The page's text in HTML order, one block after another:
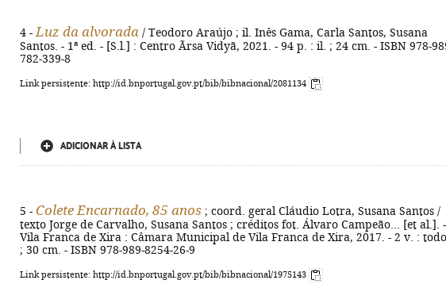
4 - Luz da alvorada / Teodoro Araújo ; il. Inês Gama, Carla Santos, Susana
Santos. - 1ª ed. - [S.l.] : Centro Ãrsa Vidyã, 2021. - 94 p. : il. ; 24 cm. - ISBN 978-
782-339-8
Link persistente: http://id.bnportugal.gov.pt/bib/bibnacional/2081134
ADICIONAR À LISTA
5 - Colete Encarnado, 85 anos ; coord. geral Cláudio Lotra, Susana Santos /
texto Jorge de Carvalho, Susana Santos ; créditos fot. Álvaro Campeão... [et al.]. -
Vila Franca de Xira : Câmara Municipal de Vila Franca de Xira, 2017. - 2 v. : todo
; 30 cm. - ISBN 978-989-8254-26-9
Link persistente: http://id.bnportugal.gov.pt/bib/bibnacional/1975143